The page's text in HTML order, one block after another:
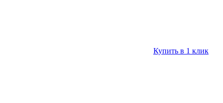
Купить в 1 клик